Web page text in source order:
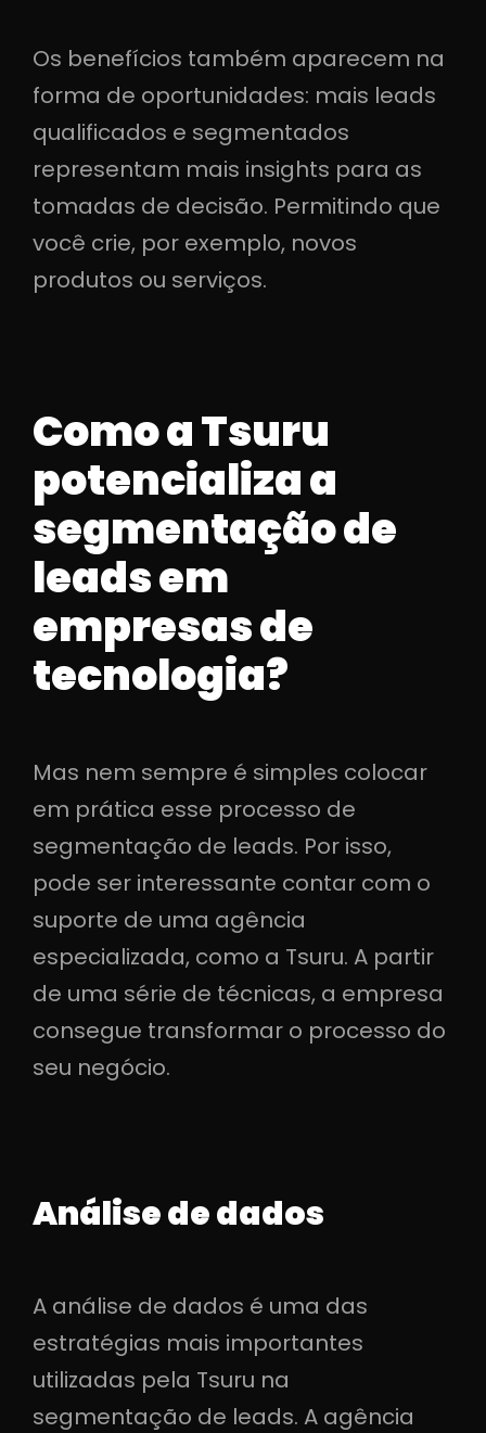
Os benefícios também aparecem na
forma de oportunidades: mais leads
qualificados e segmentados
representam mais insights para as
tomadas de decisão. Permitindo que
você crie, por exemplo, novos
produtos ou serviços.
Como a Tsuru
potencializa a
segmentação de
leads em
empresas de
tecnologia?
Mas nem sempre é simples colocar
em prática esse processo de
segmentação de leads. Por isso,
pode ser interessante contar com o
suporte de uma agência
especializada, como a Tsuru. A partir
de uma série de técnicas, a empresa
consegue transformar o processo do
seu negócio.
Análise de dados
A análise de dados é uma das
estratégias mais importantes
utilizadas pela Tsuru na
segmentação de leads. A agência